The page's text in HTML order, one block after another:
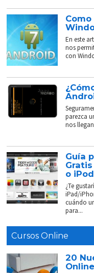
En este
nos
con
parezca
nos
Guía
o
¿Te
iPad/
cuándo
para...
Cursos Online
20